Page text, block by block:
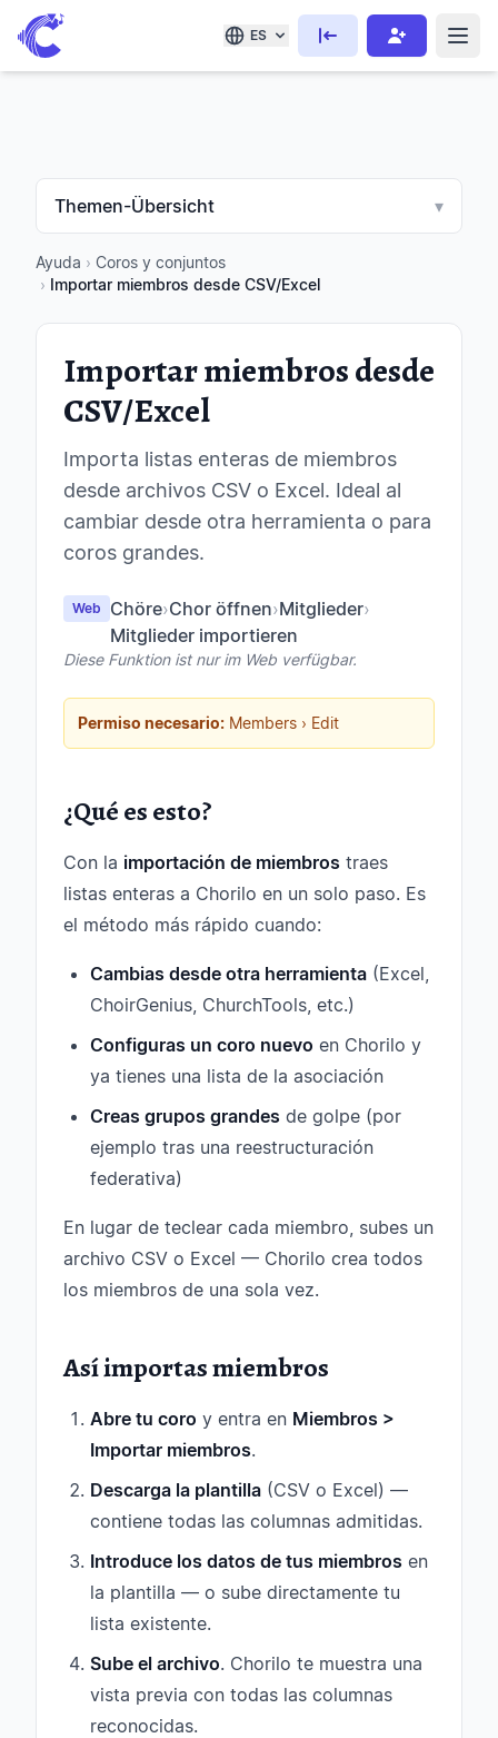
ES
Themen-Übersicht ▾
Ayuda › Coros y conjuntos
› Importar miembros desde CSV/Excel
Importar miembros desde
CSV/Excel
Importa listas enteras de miembros
desde archivos CSV o Excel. Ideal al
cambiar desde otra herramienta o para
coros grandes.
Web Chöre›Chor öffnen›Mitglieder›
Mitglieder importieren
Diese Funktion ist nur im Web verfügbar.
Permiso necesario: Members › Edit
¿Qué es esto?
Con la importación de miembros traes
listas enteras a Chorilo en un solo paso. Es
el método más rápido cuando:
Cambias desde otra herramienta (Excel,
ChoirGenius, ChurchTools, etc.)
Configuras un coro nuevo en Chorilo y
ya tienes una lista de la asociación
Creas grupos grandes de golpe (por
ejemplo tras una reestructuración
federativa)
En lugar de teclear cada miembro, subes un
archivo CSV o Excel — Chorilo crea todos
los miembros de una sola vez.
Así importas miembros
Abre tu coro y entra en Miembros >
Importar miembros.
Descarga la plantilla (CSV o Excel) —
contiene todas las columnas admitidas.
Introduce los datos de tus miembros en
la plantilla — o sube directamente tu
lista existente.
Sube el archivo. Chorilo te muestra una
vista previa con todas las columnas
reconocidas.